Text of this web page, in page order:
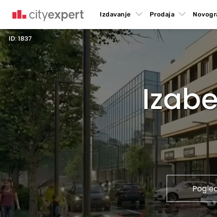
Izdavanje Prodaja
ID: 1837